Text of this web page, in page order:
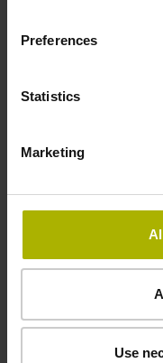
Preferences
Statistics
Marketing
Use
대화
래밍
과정
엔코
지보